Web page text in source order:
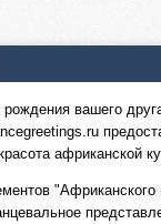
рождения вашего
африканской
"Африканского